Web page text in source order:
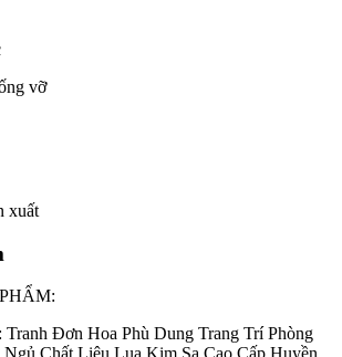
vỡ
xuất
Tranh Đơn Hoa Phù Dung Trang Trí Phòng